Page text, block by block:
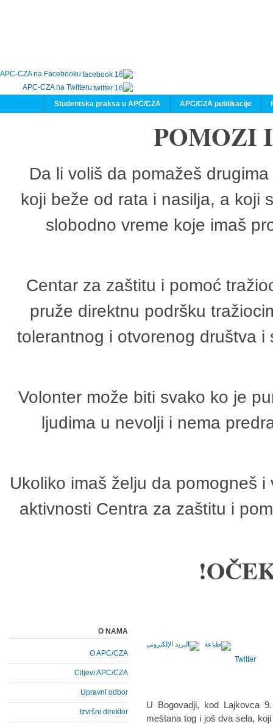
APC-CZA na Facebooku
APC-CZA na Twitteru
APC/CZA publikacije
Studentska praksa u APC/CZA
POMOZI
Da li voliš da pomažeš
koji beže od rata i nasilja, a koji
slobodno vreme koje imaš
Centar za zaštitu i pomoć
pruže direktnu podršku
tolerantnog i otvorenog društva
Volonter može biti svako ko je
ljudima u nevolji i nema
Ukoliko imaš želju da pomogneš
aktivnosti Centra za zaštitu i
Twitter
U Bogovadji, kod Lajkovca
meštana tog i još dva sela,
O NAMA
O APC/CZA
Ciljevi APC/CZA
Upravni odbor
Izvršni direktor